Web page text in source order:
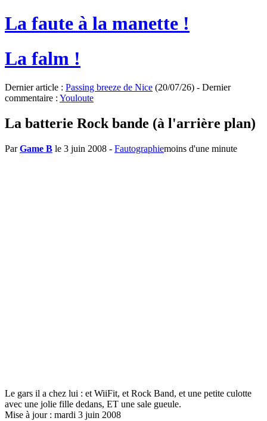
La faute à la manette !
La falm !
Dernier article : Passing breeze de Nice (20/07/26) - Dernier
commentaire : Youloute
La batterie Rock bande (à l'arrière plan)
ParGame B le 3 juin 2008 - Fautographiemoins d'une minute
Le gars il a chez lui : et WiiFit, et Rock Band, et une petite culotte
avec une jolie fille dedans, ET une sale gueule.
Mise à jour : mardi 3 juin 2008